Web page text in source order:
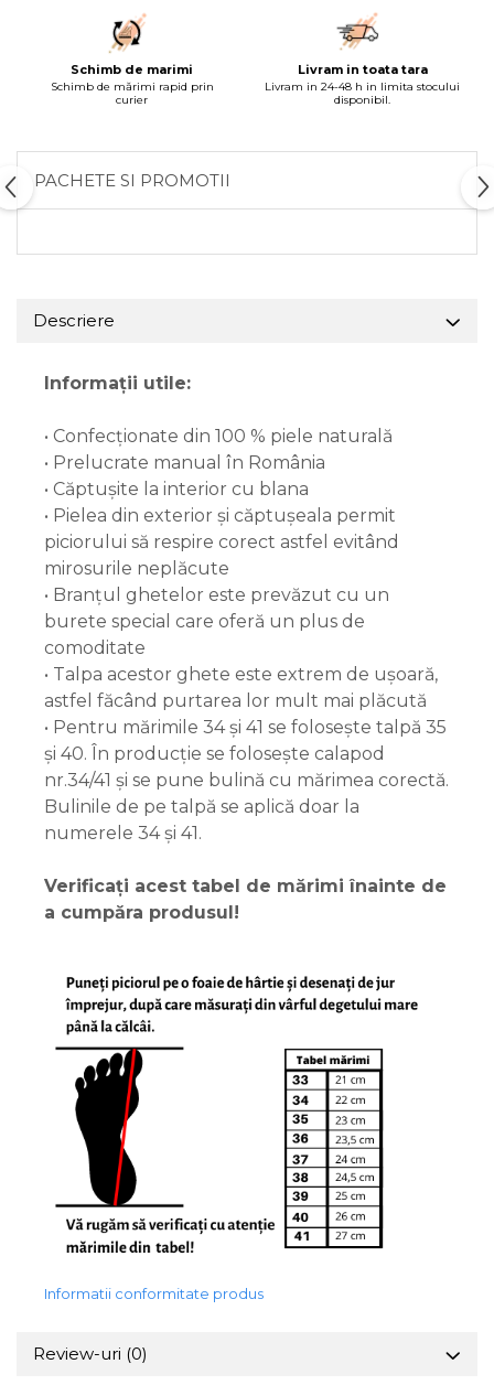
Schimb de marimi
Schimb de mărimi rapid prin
curier
Livram in toata tara
Livram in 24-48 h in limita stocului
disponibil.
PACHETE SI PROMOTII
Descriere
Informații utile:
• Confecționate din 100 % piele naturală
• Prelucrate manual în România
• Căptușite la interior cu blana
• Pielea din exterior și căptușeala permit
piciorului să respire corect astfel evitând
mirosurile neplăcute
• Branțul ghetelor este prevăzut cu un
burete special care oferă un plus de
comoditate
• Talpa acestor ghete este extrem de ușoară,
astfel făcând purtarea lor mult mai plăcută
• Pentru mărimile 34 și 41 se folosește talpă 35
și 40. În producție se folosește calapod
nr.34/41 și se pune bulină cu mărimea corectă.
Bulinile de pe talpă se aplică doar la
numerele 34 și 41.
Verificați acest tabel de mărimi înainte de
a cumpăra produsul!
Informatii conformitate produs
Review-uri (0)